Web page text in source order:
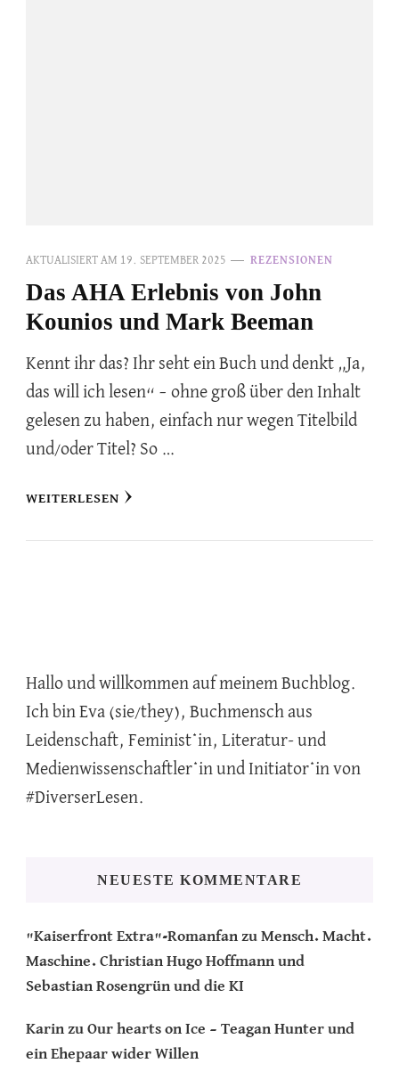
AKTUALISIERT AM 19. SEPTEMBER 2025 REZENSIONEN
Das AHA Erlebnis von John
Kounios und Mark Beeman
Kennt ihr das? Ihr seht ein Buch und denkt „Ja,
das will ich lesen“ – ohne groß über den Inhalt
gelesen zu haben, einfach nur wegen Titelbild
und/oder Titel? So …
WEITERLESEN
Hallo und willkommen auf meinem Buchblog.
Ich bin Eva (sie/they), Buchmensch aus
Leidenschaft, Feminist*in, Literatur- und
Medienwissenschaftler*in und Initiator*in von
#DiverserLesen.
NEUESTE KOMMENTARE
"Kaiserfront Extra"-Romanfan zu Mensch. Macht.
Maschine. Christian Hugo Hoffmann und
Sebastian Rosengrün und die KI
Karin zu Our hearts on Ice – Teagan Hunter und
ein Ehepaar wider Willen